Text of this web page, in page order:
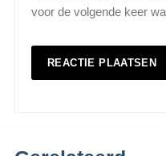
voor de volgende keer